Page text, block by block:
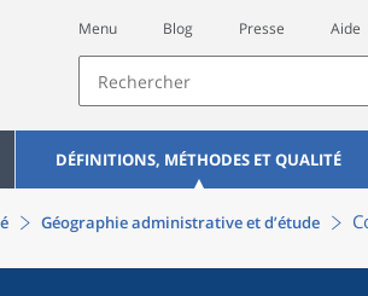
Menu Blog Presse Aide
DÉFINITIONS, MÉTHODES ET QUALITÉ
Géographie administrative et d’étude